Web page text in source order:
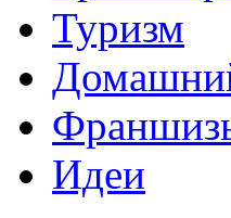
Туризм
Идеи